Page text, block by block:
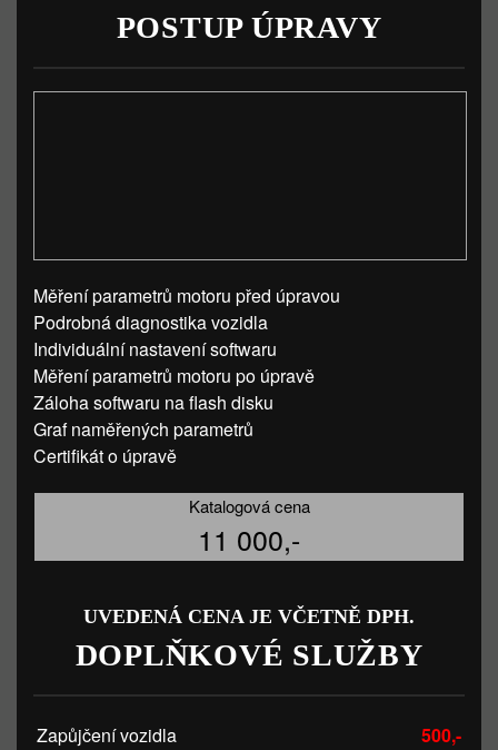
POSTUP ÚPRAVY
Měření parametrů motoru před úpravou
Podrobná diagnostika vozidla
Individuální nastavení softwaru
Měření parametrů motoru po úpravě
Záloha softwaru na flash disku
Graf naměřených parametrů
Certifikát o úpravě
Katalogová cena
11 000,-
UVEDENÁ CENA JE VČETNĚ DPH.
DOPLŇKOVÉ SLUŽBY
Zapůjčení vozidla 500,-